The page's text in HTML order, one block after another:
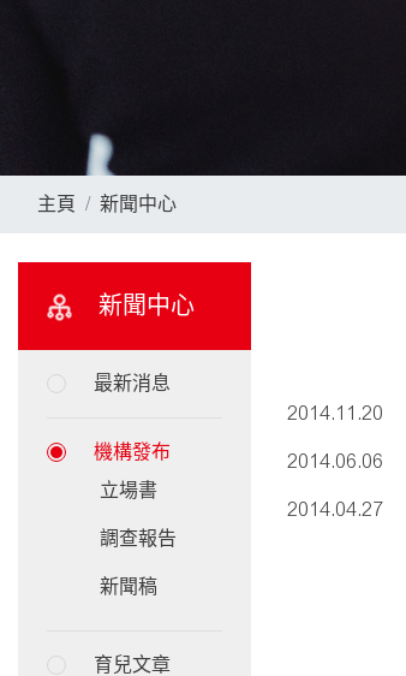
主頁 新聞中心
新聞中心
最新消息
機構發布
立場書
調查報告
新聞稿
育兒文章
2014.11.20
2014.06.06
2014.04.27